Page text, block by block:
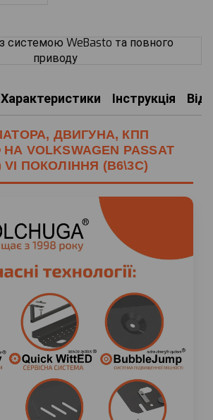
системою WeBasto та повного
приводу
Характеристики Інструкція
ДВИГУНА, КПП
VOLKSWAGEN PASSAT
VI ПОКОЛІННЯ (B6\3C)